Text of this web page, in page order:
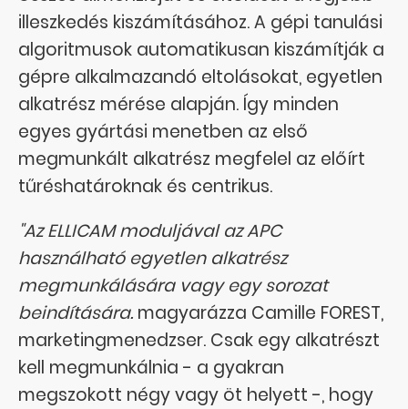
illeszkedés kiszámításához. A gépi tanulási
algoritmusok automatikusan kiszámítják a
gépre alkalmazandó eltolásokat, egyetlen
alkatrész mérése alapján. Így minden
egyes gyártási menetben az első
megmunkált alkatrész megfelel az előírt
tűréshatároknak és centrikus.
"Az ELLICAM moduljával az APC
használható egyetlen alkatrész
megmunkálására vagy egy sorozat
beindítására. magyarázza Camille FOREST,
marketingmenedzser. Csak egy alkatrészt
kell megmunkálnia - a gyakran
megszokott négy vagy öt helyett -, hogy